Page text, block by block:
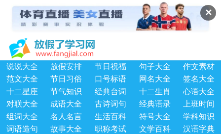
✕
说说大全 放假安排 节日祝福 句子大全
作文素材
范文大全
节日习俗 口号标语 网名大全
签名大全
十二星座
节气知识 经典台词 十二生肖
心语大全
对联大全
成语大全 古诗词句 经典语录
上班时间
组词大全
名人名言 生活百科 符号大全
学科知识
词语造句
故事大全 职称考试 文学百科
汉语字典